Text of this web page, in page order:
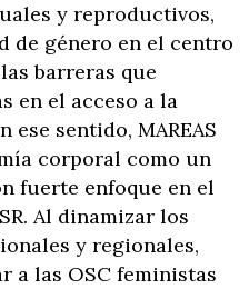
y reproductivos,
de género en el centro
barreras que
en el acceso a la
sentido, MAREAS
corporal como un
fuerte enfoque en el
Al dinamizar los
y regionales,
a las OSC feministas